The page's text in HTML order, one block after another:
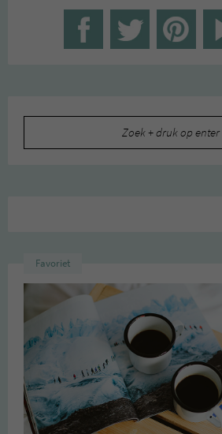
Favoriet